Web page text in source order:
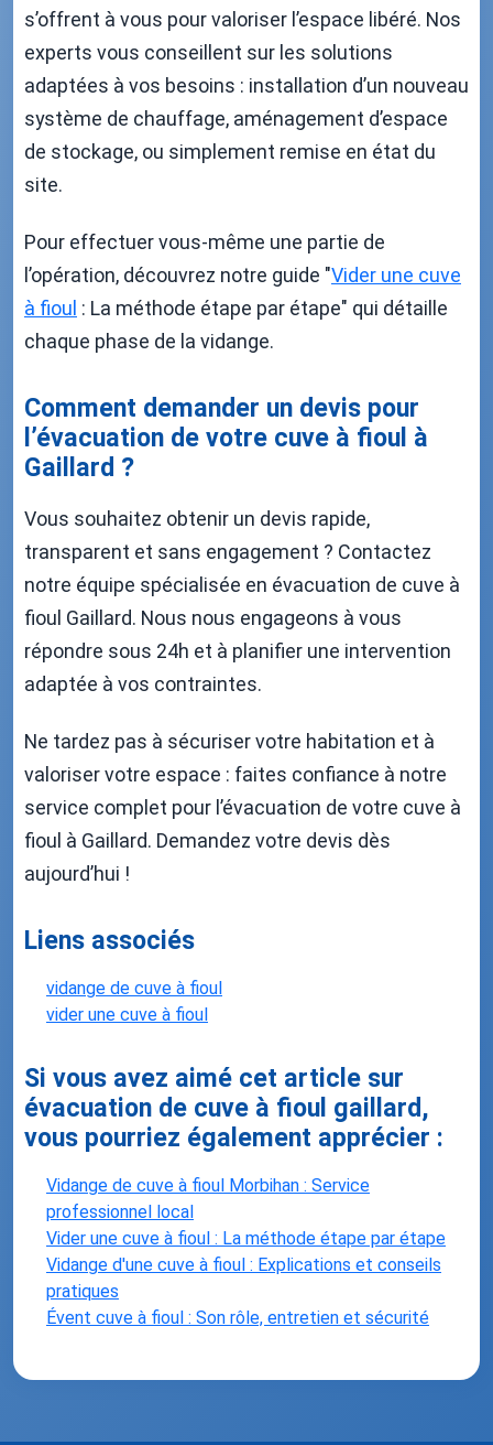
s’offrent à vous pour valoriser l’espace libéré. Nos
experts vous conseillent sur les solutions
adaptées à vos besoins : installation d’un nouveau
système de chauffage, aménagement d’espace
de stockage, ou simplement remise en état du
site.
Pour effectuer vous-même une partie de
l’opération, découvrez notre guide "Vider une cuve
à fioul : La méthode étape par étape" qui détaille
chaque phase de la vidange.
Comment demander un devis pour
l’évacuation de votre cuve à fioul à
Gaillard ?
Vous souhaitez obtenir un devis rapide,
transparent et sans engagement ? Contactez
notre équipe spécialisée en évacuation de cuve à
fioul Gaillard. Nous nous engageons à vous
répondre sous 24h et à planifier une intervention
adaptée à vos contraintes.
Ne tardez pas à sécuriser votre habitation et à
valoriser votre espace : faites confiance à notre
service complet pour l’évacuation de votre cuve à
fioul à Gaillard. Demandez votre devis dès
aujourd’hui !
Liens associés
vidange de cuve à fioul
vider une cuve à fioul
Si vous avez aimé cet article sur
évacuation de cuve à fioul gaillard,
vous pourriez également apprécier :
Vidange de cuve à fioul Morbihan : Service
professionnel local
Vider une cuve à fioul : La méthode étape par étape
Vidange d'une cuve à fioul : Explications et conseils
pratiques
Évent cuve à fioul : Son rôle, entretien et sécurité